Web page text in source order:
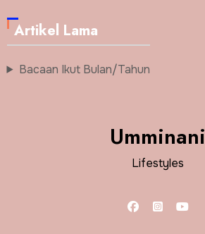
Artikel Lama
Bacaan Ikut Bulan/Tahun
Umminani
Lifestyles